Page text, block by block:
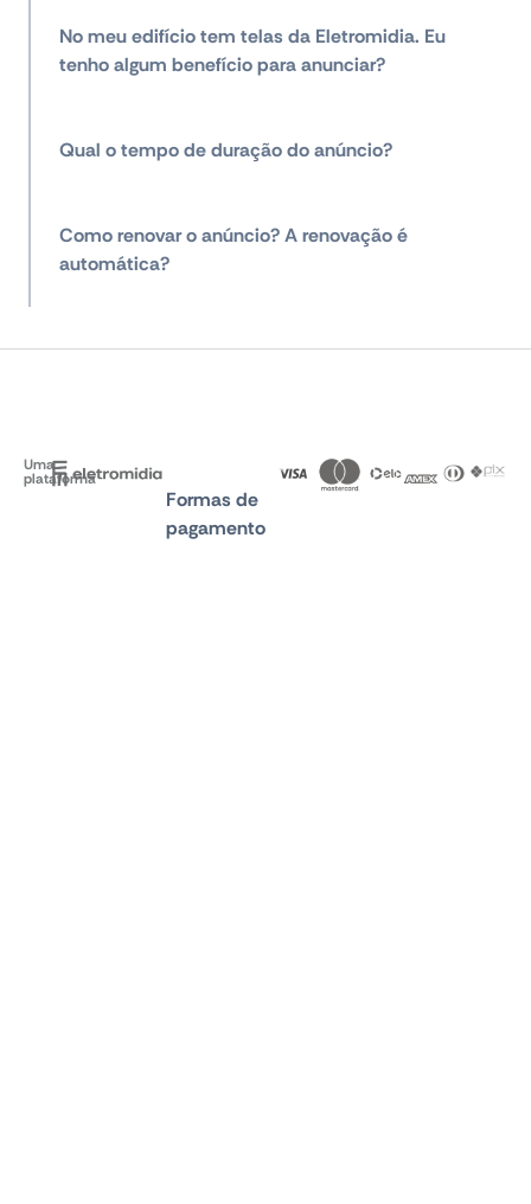
No meu edifício tem telas da Eletromidia. Eu
tenho algum benefício para anunciar?
Qual o tempo de duração do anúncio?
Como renovar o anúncio? A renovação é
automática?
Uma
plataforma
Formas de
pagamento